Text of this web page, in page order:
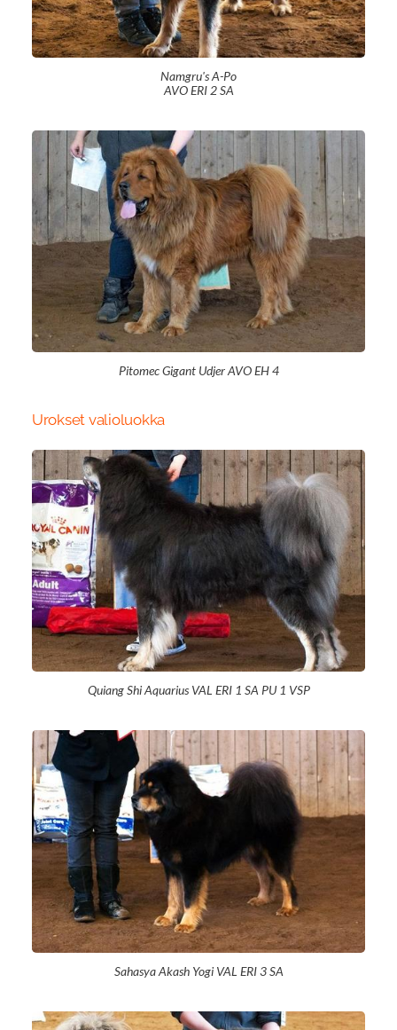
Namgru's A-Po
AVO ERI 2 SA
Pitomec Gigant Udjer AVO EH 4
Urokset valioluokka
Quiang Shi Aquarius VAL ERI 1 SA PU 1 VSP
Sahasya Akash Yogi VAL ERI 3 SA